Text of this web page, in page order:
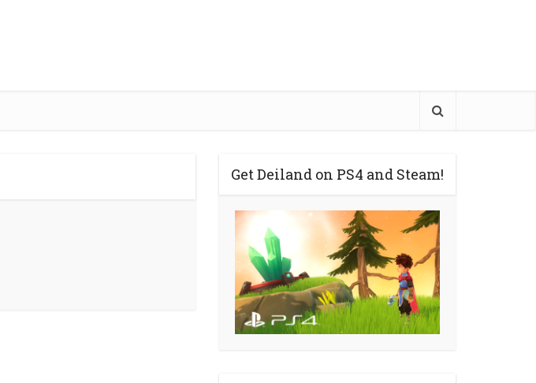
Get Deiland on PS4 and Steam!